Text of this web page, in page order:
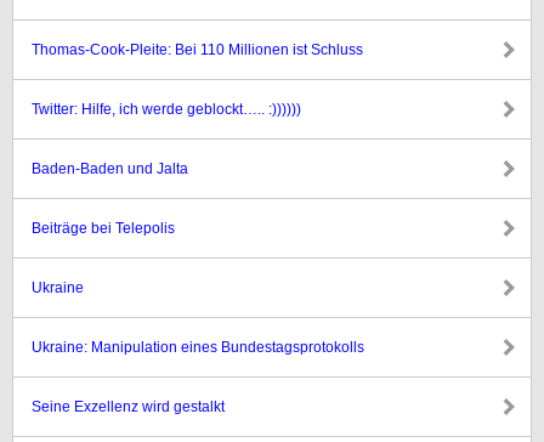
Thomas-Cook-Pleite: Bei 110 Millionen ist Schluss
Twitter: Hilfe, ich werde geblockt….. :))))))
Baden-Baden und Jalta
Beiträge bei Telepolis
Ukraine
Ukraine: Manipulation eines Bundestagsprotokolls
Seine Exzellenz wird gestalkt